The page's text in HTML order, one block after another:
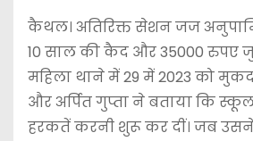
कैथल। अतिरिक्त सेशन जज
10 साल की कैद और 35000 रुपए
महिला थाने में 29 में 2023 को
और अर्पित गुप्ता ने बताया कि
हरकतें करनी शुरू कर दीं। जब